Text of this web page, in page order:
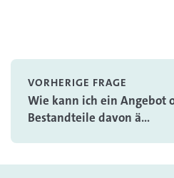
VORHERIGE FRAGE
Wie kann ich ein Angebot
Bestandteile davon ä...